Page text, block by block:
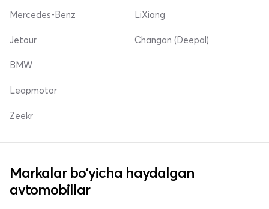
Mercedes-Benz
Jetour
LiXiang
Changan (Deepal)
BMW
Leapmotor
Zeekr
Markalar bo'yicha haydalgan
avtomobillar